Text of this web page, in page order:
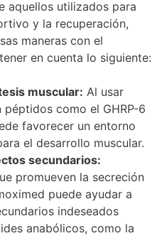
aquellos utilizados para
y la recuperación,
maneras con el
en cuenta lo siguiente:
muscular: Al usar
como el GHRP-6
favorecer un entorno
el desarrollo muscular.
secundarios:
promueven la secreción
puede ayudar a
indeseados
anabólicos, como la